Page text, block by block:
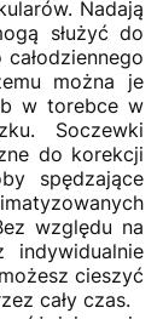
Nadają
służyć do
można je
w torebce w
Soczewki
do korekcji
spędzające
względu na
cieszyć
cały czas.